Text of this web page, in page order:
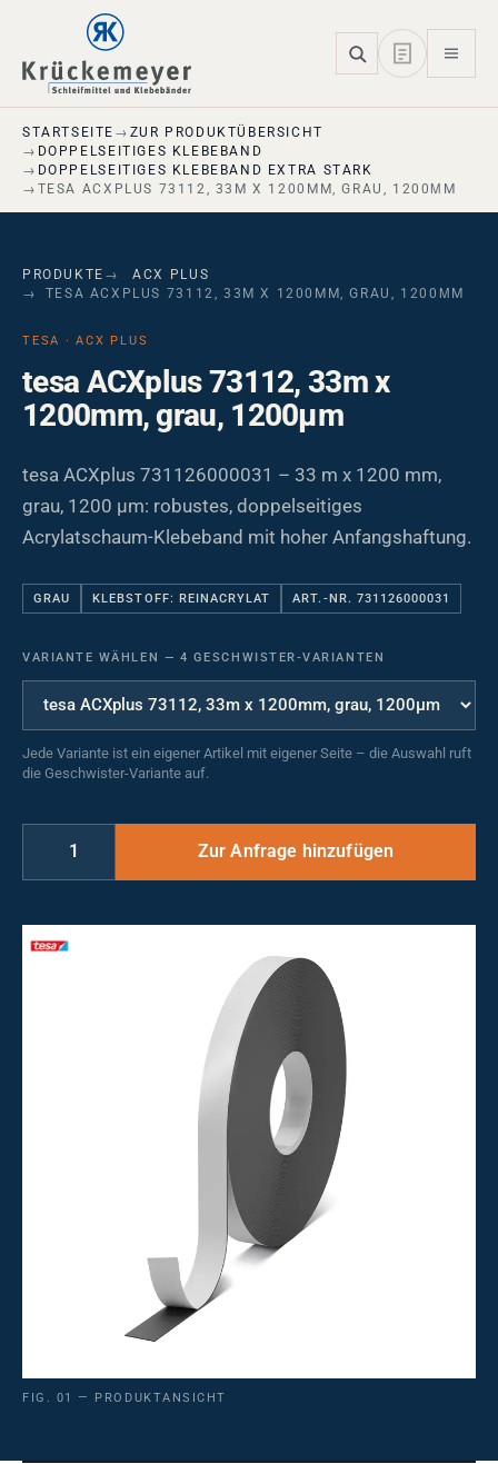
Skip to main navigation
Skip to main content
Skip to page footer
STARTSEITE
ZUR PRODUKTÜBERSICHT
DOPPELSEITIGES KLEBEBAND
DOPPELSEITIGES KLEBEBAND EXTRA STARK
TESA ACXPLUS 73112, 33M X 1200MM, GRAU, 1200ΜM
PRODUKTE
ACX PLUS
TESA ACXPLUS 73112, 33M X 1200MM, GRAU, 1200ΜM
TESA · ACX PLUS
tesa ACXplus 73112, 33m x
1200mm, grau, 1200µm
tesa ACXplus 731126000031 – 33 m x 1200 mm,
grau, 1200 µm: robustes, doppelseitiges
Acrylatschaum-Klebeband mit hoher Anfangshaftung.
GRAU KLEBSTOFF: REINACRYLAT ART.-NR. 731126000031
VARIANTE WÄHLEN — 4 GESCHWISTER-VARIANTEN
Jede Variante ist ein eigener Artikel mit eigener Seite – die Auswahl ruft
die Geschwister-Variante auf.
FIG. 01 — PRODUKTANSICHT